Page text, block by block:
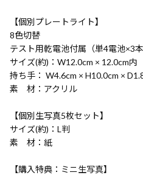
【個別プレートライト】
8色切替
テスト用乾電池付属（単4電池×3本
サイズ(約)：W12.0cm × 12.0cm内
持ち手： W4.6cm × H10.0cm ×
素 材：アクリル
【個別生写真5枚セット】
サイズ(約)：L判
素 材：紙
【購入特典：ミニ生写真】